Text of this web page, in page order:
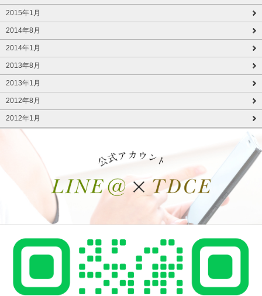
2015年1月
2014年8月
2014年1月
2013年8月
2013年1月
2012年8月
2012年1月